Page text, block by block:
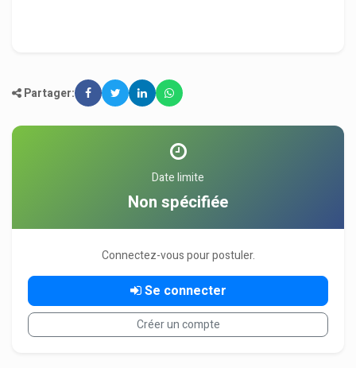
Partager:
Date limite
Non spécifiée
Connectez-vous pour postuler.
Se connecter
Créer un compte